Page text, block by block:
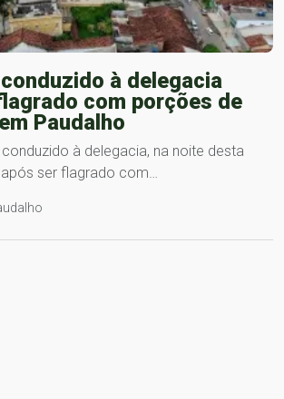
à delegacia
com porções de
Paudalho
à delegacia, na noite desta
após ser flagrado com…